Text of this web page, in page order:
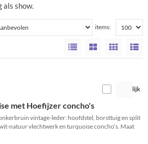
als show.
items:
Vergelijk
met Hoefijzer concho's
vintage-leder: hoofdstel, borsttuig en split
natuur vlechtwerk en turquoise concho’s. Maat